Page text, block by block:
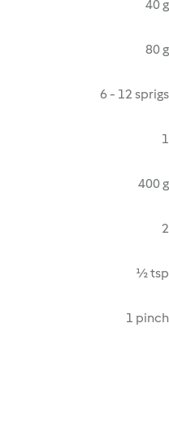
40 g
80 g
6 - 12 sprigs
1
400 g
2
½ tsp
1 pinch